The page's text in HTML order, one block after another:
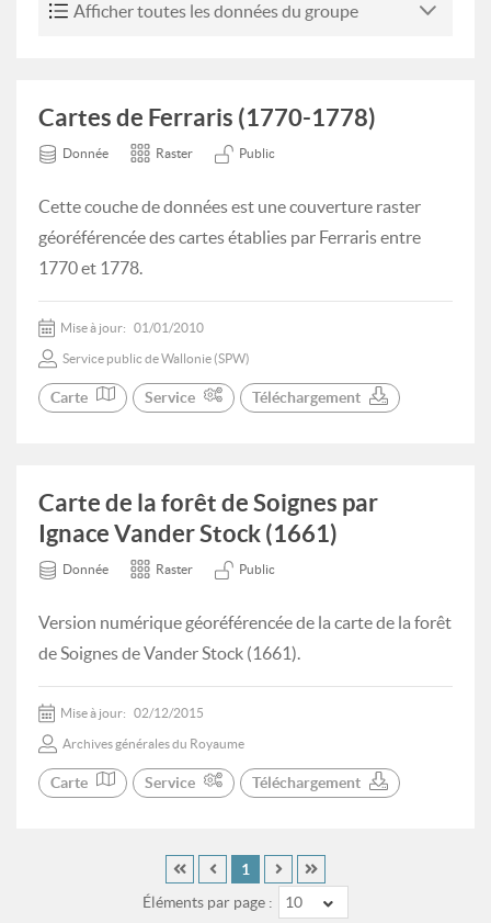
Afficher toutes les données du groupe
Cartes de Ferraris (1770-1778)
Donnée Raster Public
Cette couche de données est une couverture raster
géoréférencée des cartes établies par Ferraris entre
1770 et 1778.
Mise à jour: 01/01/2010
Service public de Wallonie (SPW)
Carte Service Téléchargement
Carte de la forêt de Soignes par
Ignace Vander Stock (1661)
Donnée Raster Public
Version numérique géoréférencée de la carte de la forêt
de Soignes de Vander Stock (1661).
Mise à jour: 02/12/2015
Archives générales du Royaume
Carte Service Téléchargement
Éléments par page : 10
1